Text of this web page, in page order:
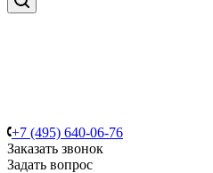
+7 (495) 640-06-76
Заказать звонок
Задать вопрос